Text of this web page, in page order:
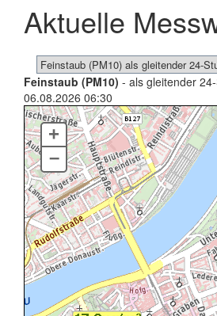
Aktuelle
Feinstaub (PM10) - als gleitender
06.08.2026 06:30
+
–